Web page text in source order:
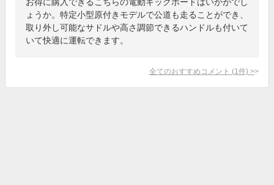
ょうか。特定小型原付きモデルで公道も走ることができ、
取り外し可能なサドルや高さ調節できるハンドルも付いて
いて快適に運転できます。
全てのおすすめコメント (1 件) >